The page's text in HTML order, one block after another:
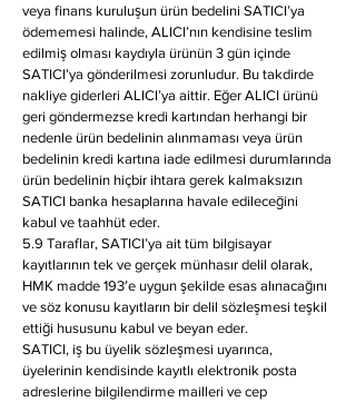
veya finans kuruluşun ürün bedelini SATICI’ya
ödememesi halinde, ALICI’nın kendisine teslim
edilmiş olması kaydıyla ürünün 3 gün içinde
SATICI’ya gönderilmesi zorunludur. Bu takdirde
nakliye giderleri ALICI’ya aittir. Eğer ALICI ürünü
geri göndermezse kredi kartından herhangi bir
nedenle ürün bedelinin alınmaması veya ürün
bedelinin kredi kartına iade edilmesi durumlarında
ürün bedelinin hiçbir ihtara gerek kalmaksızın
SATICI banka hesaplarına havale edileceğini
kabul ve taahhüt eder.
5.9 Taraflar, SATICI’ya ait tüm bilgisayar
kayıtlarının tek ve gerçek münhasır delil olarak,
HMK madde 193′e uygun şekilde esas alınacağını
ve söz konusu kayıtların bir delil sözleşmesi teşkil
ettiği hususunu kabul ve beyan eder.
SATICI, iş bu üyelik sözleşmesi uyarınca,
üyelerinin kendisinde kayıtlı elektronik posta
adreslerine bilgilendirme mailleri ve cep